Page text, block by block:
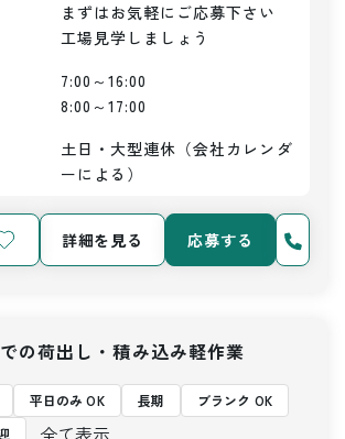
まずはお気軽にご応募下さい
7:00～16:00
8:00～17:00
土日・大型連休（会社カレンダ
ーによる）
詳細を見る 応募する
の荷出し・積み込み軽作業
平日のみ OK 長期
ブランク OK
...全て表示